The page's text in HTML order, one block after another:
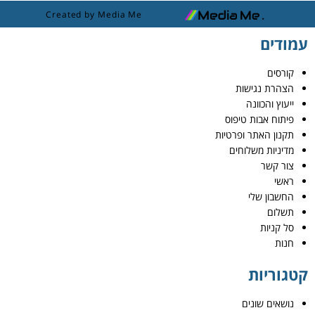
Created by Media Me
עמודים
קורסים
הצהרת נגישות
ייעוץ והכוונה
פיתוח אבות טיפוס
תקנון האתר ופרטיות
מדיניות משלוחים
צור קשר
ראשי
החשבון שלי
תשלום
סל קניות
חנות
קטגוריות
נושאים שונים